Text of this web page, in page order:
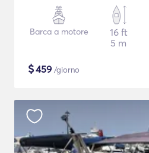
Barca a motore
16 ft
5 m
$459 /giorno